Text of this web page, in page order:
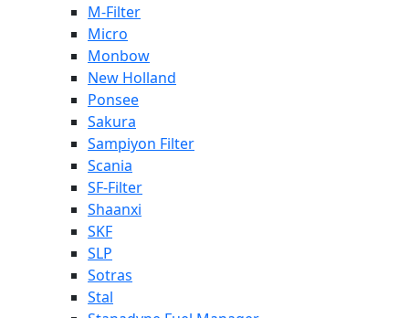
M-Filter
Micro
Monbow
New Holland
Ponsee
Sakura
Sampiyon Filter
Scania
SF-Filter
Shaanxi
SKF
SLP
Sotras
Stal